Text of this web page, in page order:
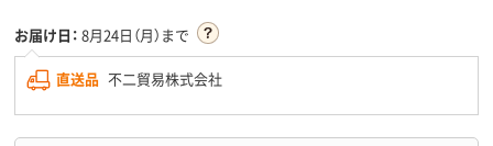
お届け日： 8月24日（月）まで
直送品 不二貿易株式会社